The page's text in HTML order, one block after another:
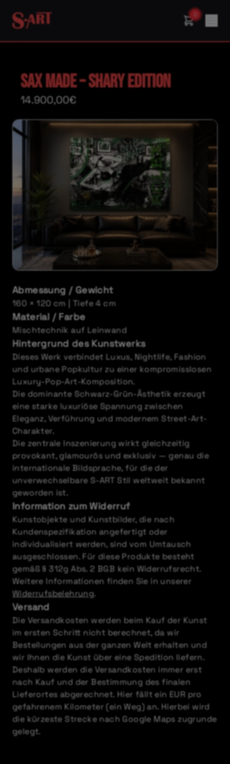
SAX MADE – SHARY EDITION
14.900,00€
Abmessung / Gewicht
160 × 120 cm | Tiefe 4 cm
Material / Farbe
Mischtechnik auf Leinwand
Hintergrund des Kunstwerks
Dieses Werk verbindet Luxus, Nightlife, Fashion
und urbane Popkultur zu einer kompromisslosen
Luxury-Pop-Art-Komposition.
Die dominante Schwarz-Grün-Ästhetik erzeugt
eine starke luxuriöse Spannung zwischen
Eleganz, Verführung und modernem Street-Art-
Charakter.
Die zentrale Inszenierung wirkt gleichzeitig
provokant, glamourös und exklusiv — genau die
internationale Bildsprache, für die der
unverwechselbare S-ART Stil weltweit bekannt
geworden ist.
Information zum Widerruf
Kunstobjekte und Kunstbilder, die nach
Kundenspezifikation angefertigt oder
individualisiert werden, sind vom Umtausch
ausgeschlossen. Für diese Produkte besteht
gemäß § 312g Abs. 2 BGB kein Widerrufsrecht.
Weitere Informationen finden Sie in unserer
Widerrufsbelehrung.
Versand
Die Versandkosten werden beim Kauf der Kunst
im ersten Schritt nicht berechnet, da wir
Bestellungen aus der ganzen Welt erhalten und
wir Ihnen die Kunst über eine Spedition liefern.
Deshalb werden die Versandkosten immer erst
nach Kauf und der Bestimmung des finalen
Lieferortes abgerechnet. Hier fällt ein EUR pro
gefahrenem Kilometer (ein Weg) an. Hierbei wird
die kürzeste Strecke nach Google Maps zugrunde
gelegt.